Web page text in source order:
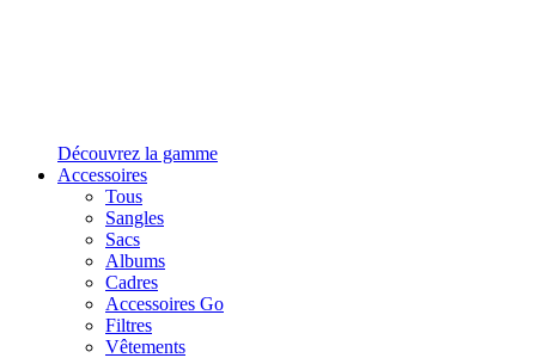
Découvrez la gamme
Accessoires
Tous
Sangles
Sacs
Albums
Cadres
Accessoires Go
Filtres
Vêtements